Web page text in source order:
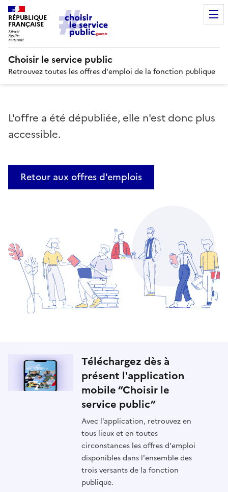
RÉPUBLIQUE
FRANÇAISE
Choisir le service public
Retrouvez toutes les offres d'emploi de la fonction publique
L'offre a été dépubliée, elle n'est donc plus
accessible.
Retour aux offres d'emplois
Téléchargez dès à
présent l'application
mobile “Choisir le
service public”
Avec l’application, retrouvez en
tous lieux et en toutes
circonstances les offres d'emploi
disponibles dans l'ensemble des
trois versants de la fonction
publique.